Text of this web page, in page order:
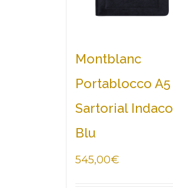
Montblanc
Portablocco A5
Sartorial Indaco
Blu
545,00€